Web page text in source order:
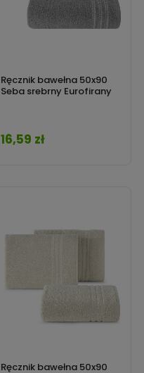
Ręcznik bawełna 50x90
Seba srebrny Eurofirany
Cena
16,59 zł
Ręcznik bawełna 50x90